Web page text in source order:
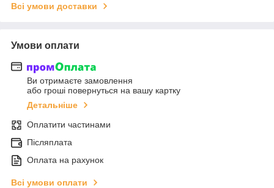
Всі умови доставки
Умови оплати
Ви отримаєте замовлення
або гроші повернуться на вашу картку
Детальніше
Оплатити частинами
Післяплата
Оплата на рахунок
Всі умови оплати